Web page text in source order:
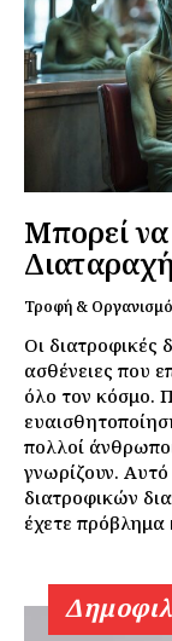
Μπορεί
Τροφή &
Οι διατροφικές
ασθένειες που
όλο τον κόσμο.
πολλοί
γνωρίζουν.
διατροφικών
έχετε πρόβλημα